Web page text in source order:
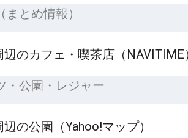
まとめ情報）
辺のカフェ・喫茶店（NAVITIME
・公園・レジャー
辺の公園（Yahoo!マップ）